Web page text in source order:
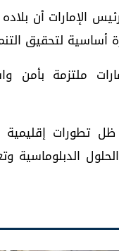
الإمارات أن
أساسية لتحقيق
ملتزمة بأمن
تطورات
الدبلوماسية